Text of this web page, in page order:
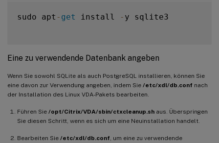
sudo apt - get install - y sqlite3
Eine zu verwendende Datenbank angeben
Wenn Sie sowohl SQLite als auch PostgreSQL installieren, können Sie
eine davon zur Verwendung angeben, indem Sie /etc/xdl/db.conf nach
der Installation des Linux VDA-Pakets bearbeiten.
Führen Sie /opt/Citrix/VDA/sbin/ctxcleanup.sh aus. Überspringen
Sie diesen Schritt, wenn es sich um eine Neuinstallation handelt.
Bearbeiten Sie /etc/xdl/db.conf , um eine zu verwendende